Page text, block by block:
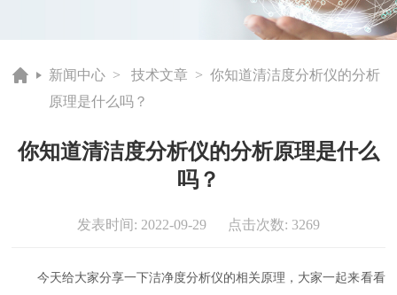
新闻中心 >技术文章 > 你知道清洁度分析仪的分析
原理是什么吗？
你知道清洁度分析仪的分析原理是什么
吗？
发表时间: 2022-09-29 点击次数: 3269
今天给大家分享一下洁净度分析仪的相关原理，大家一起来看看